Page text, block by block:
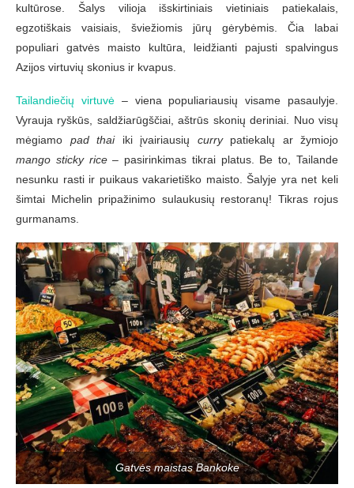
kultūrose. Šalys vilioja išskirtiniais vietiniais patiekalais,
egzotiškais vaisiais, šviežiomis jūrų gėrybėmis. Čia labai
populiari gatvės maisto kultūra, leidžianti pajusti spalvingus
Azijos virtuvių skonius ir kvapus.
Tailandiečių virtuvė– viena populiariausių visame pasaulyje.
Vyrauja ryškūs, saldžiarūgščiai, aštrūs skonių deriniai. Nuo visų
mėgiamo pad thaiiki įvairiausių currypatiekalų ar žymiojo
mango sticky rice– pasirinkimas tikrai platus. Be to, Tailande
nesunku rasti ir puikaus vakarietiško maisto. Šalyje yra net keli
šimtai Michelin pripažinimo sulaukusių restoranų! Tikras rojus
gurmanams.
Gatvės maistas Bankoke